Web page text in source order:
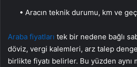
• Aracın teknik durumu, km ve
Araba fiyatları tek bir nedene bağlı
döviz, vergi kalemleri, arz talep
birlikte fiyatı belirler. Bu yüzden aynı